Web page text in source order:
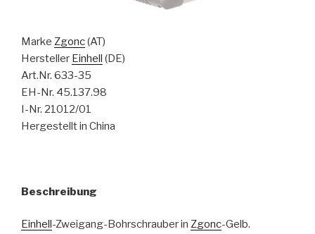
Marke Zgonc(AT)
Hersteller Einhell (DE)
Art.Nr. 633-35
EH-Nr. 45.137.98
I-Nr. 21012/01
Hergestellt in China
Beschreibung
Einhell-Zweigang-Bohrschrauber in Zgonc-Gelb.